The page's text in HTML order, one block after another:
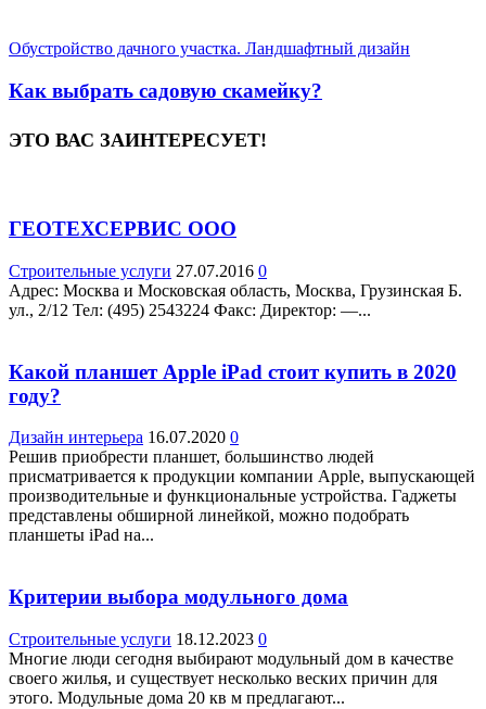
Обустройство дачного участка. Ландшафтный дизайн
Как выбрать садовую скамейку?
ЭТО ВАС ЗАИНТЕРЕСУЕТ!
ГЕОТЕХСЕРВИС ООО
Строительные услуги 27.07.2016 0
Адрес: Москва и Московская область, Москва, Грузинская Б.
ул., 2/12 Teл: (495) 2543224 Факс: Директор: —...
Какой планшет Apple iPad стоит купить в 2020
году?
Дизайн интерьера 16.07.2020 0
Решив приобрести планшет, большинство людей
присматривается к продукции компании Apple, выпускающей
производительные и функциональные устройства. Гаджеты
представлены обширной линейкой, можно подобрать
планшеты iPad на...
Критерии выбора модульного дома
Строительные услуги 18.12.2023 0
Многие люди сегодня выбирают модульный дом в качестве
своего жилья, и существует несколько веских причин для
этого. Модульные дома 20 кв м предлагают...